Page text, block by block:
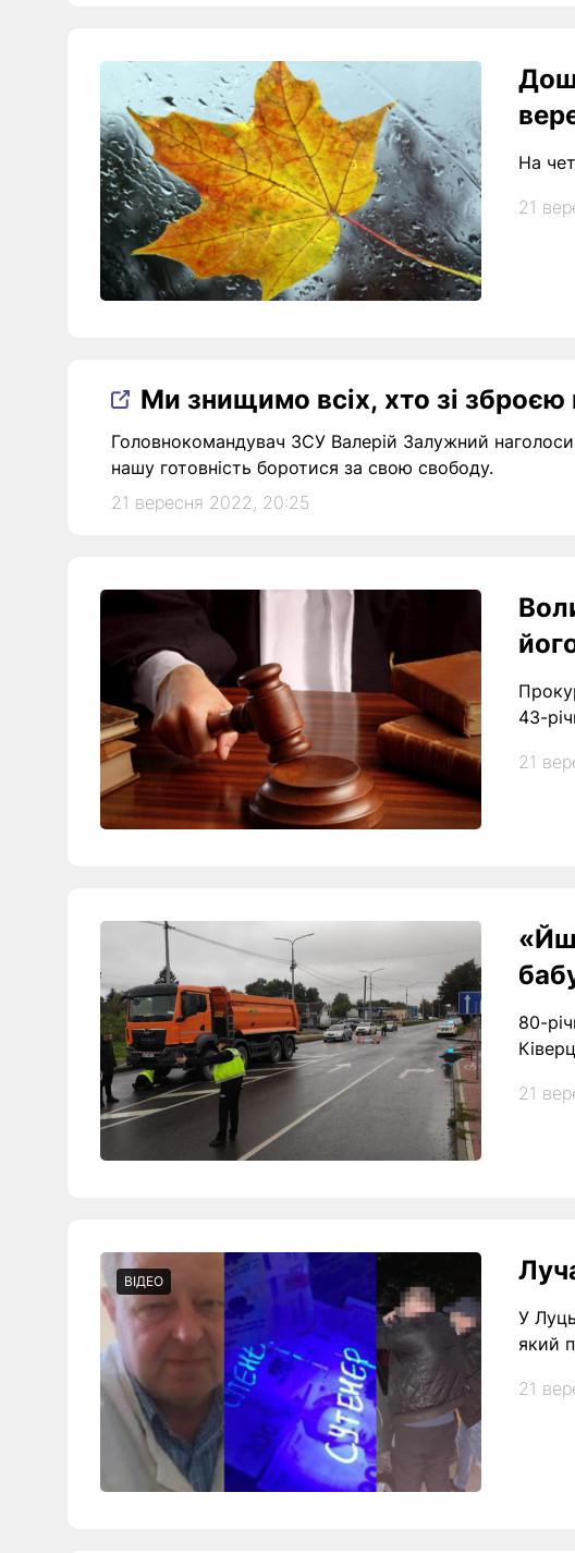
На
21
Ми знищимо всіх, хто зі
Головнокомандувач ЗСУ Валерій Залужний
нашу готовність боротися за свою свободу.
21 вересня 2022, 20:25
43-
21
80-
21
ВІДЕО
У
який
21